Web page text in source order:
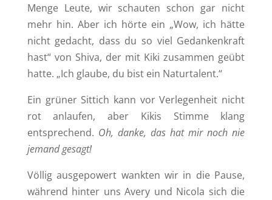
Menge Leute, wir schauten schon gar nicht
mehr hin. Aber ich hörte ein „Wow, ich hätte
nicht gedacht, dass du so viel Gedankenkraft
hast“ von Shiva, der mit Kiki zusammen geübt
hatte. „Ich glaube, du bist ein Naturtalent.“
Ein grüner Sittich kann vor Verlegenheit nicht
rot anlaufen, aber Kikis Stimme klang
entsprechend. Oh, danke, das hat mir noch nie
jemand gesagt!
Völlig ausgepowert wankten wir in die Pause,
während hinter uns Avery und Nicola sich die